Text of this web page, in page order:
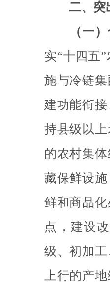
二、突
（一
实“十四五
施与冷链
建功能衔
持县级以
的农村集
藏保鲜设
鲜和商品
点，建设
级、初加
上行的产